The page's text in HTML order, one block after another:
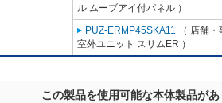
ル ムーブアイ付パネル ）
PUZ-ERMP45SKA11 （ 店舗
室外ユニット スリムER ）
この製品を使用可能な本体製品が